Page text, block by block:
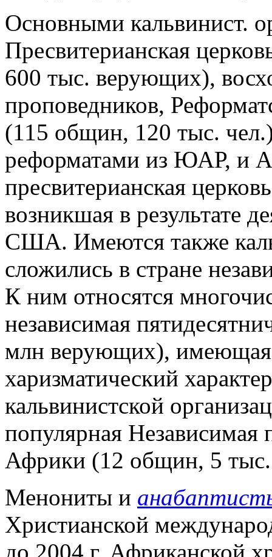
Основными кальвинист.
Пресвитерианская
600 тыс. верующих),
проповедников,
(115 общин, 120 тыс.
реформатами из ЮАР, и
пресвитерианская
возникшая в результате
США. Имеются также
сложились в стране
К ним относятся
независимая
млн верующих),
харизматический
кальвинистской
популярная Независимая
Африки (12 общин, 5
Менониты и
Христианской